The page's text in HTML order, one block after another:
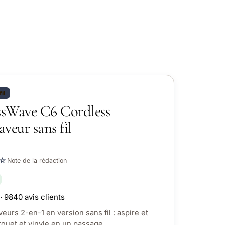
C6 Cordless
sans fil
Note de la rédaction
9840 avis clients
2-en-1 en version sans fil : aspire et